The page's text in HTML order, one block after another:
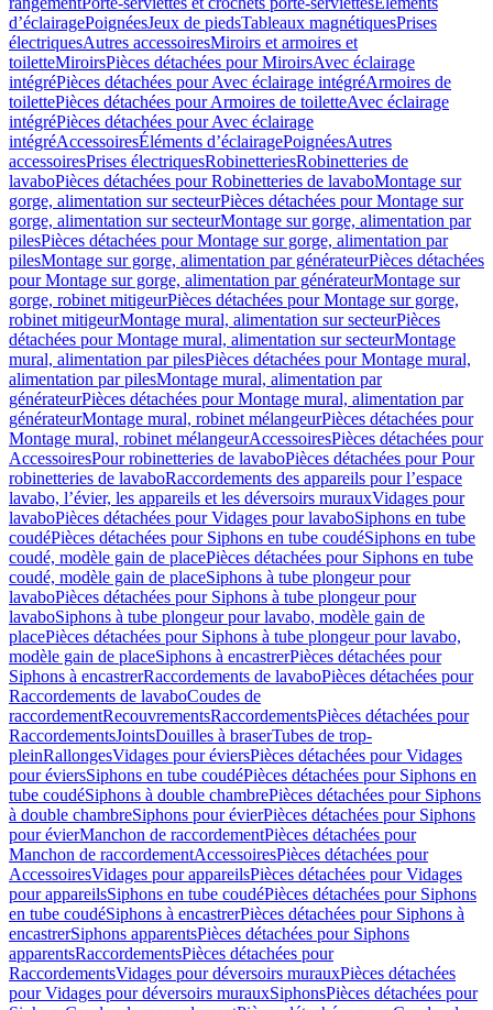
d’éclairagePoignéesJeux de piedsTableaux magnétiquesPrises
électriquesAutres accessoiresMiroirs et armoires et
toiletteMiroirsPièces détachées pour MiroirsAvec éclairage
intégréPièces détachées pour Avec éclairage intégréArmoires de
toilettePièces détachées pour Armoires de toiletteAvec éclairage
intégréPièces détachées pour Avec éclairage
intégréAccessoiresÉléments d’éclairagePoignéesAutres
accessoiresPrises électriquesRobinetteriesRobinetteries de
lavaboPièces détachées pour Robinetteries de lavaboMontage sur
gorge, alimentation sur secteurPièces détachées pour Montage sur
gorge, alimentation sur secteurMontage sur gorge, alimentation par
pilesPièces détachées pour Montage sur gorge, alimentation par
pilesMontage sur gorge, alimentation par générateurPièces détachées
pour Montage sur gorge, alimentation par générateurMontage sur
gorge, robinet mitigeurPièces détachées pour Montage sur gorge,
robinet mitigeurMontage mural, alimentation sur secteurPièces
détachées pour Montage mural, alimentation sur secteurMontage
mural, alimentation par pilesPièces détachées pour Montage mural,
alimentation par pilesMontage mural, alimentation par
générateurPièces détachées pour Montage mural, alimentation par
générateurMontage mural, robinet mélangeurPièces détachées pour
Montage mural, robinet mélangeurAccessoiresPièces détachées pour
AccessoiresPour robinetteries de lavaboPièces détachées pour Pour
robinetteries de lavaboRaccordements des appareils pour l’espace
lavabo, l’évier, les appareils et les déversoirs murauxVidages pour
lavaboPièces détachées pour Vidages pour lavaboSiphons en tube
coudéPièces détachées pour Siphons en tube coudéSiphons en tube
coudé, modèle gain de placePièces détachées pour Siphons en tube
coudé, modèle gain de placeSiphons à tube plongeur pour
lavaboPièces détachées pour Siphons à tube plongeur pour
lavaboSiphons à tube plongeur pour lavabo, modèle gain de
placePièces détachées pour Siphons à tube plongeur pour lavabo,
modèle gain de placeSiphons à encastrerPièces détachées pour
Siphons à encastrerRaccordements de lavaboPièces détachées pour
Raccordements de lavaboCoudes de
raccordementRecouvrementsRaccordementsPièces détachées pour
RaccordementsJointsDouilles à braserTubes de trop-
pleinRallongesVidages pour éviersPièces détachées pour Vidages
pour éviersSiphons en tube coudéPièces détachées pour Siphons en
tube coudéSiphons à double chambrePièces détachées pour Siphons
à double chambreSiphons pour évierPièces détachées pour Siphons
pour évierManchon de raccordementPièces détachées pour
Manchon de raccordementAccessoiresPièces détachées pour
AccessoiresVidages pour appareilsPièces détachées pour Vidages
pour appareilsSiphons en tube coudéPièces détachées pour Siphons
en tube coudéSiphons à encastrerPièces détachées pour Siphons à
encastrerSiphons apparentsPièces détachées pour Siphons
apparentsRaccordementsPièces détachées pour
RaccordementsVidages pour déversoirs murauxPièces détachées
pour Vidages pour déversoirs murauxSiphonsPièces détachées pour